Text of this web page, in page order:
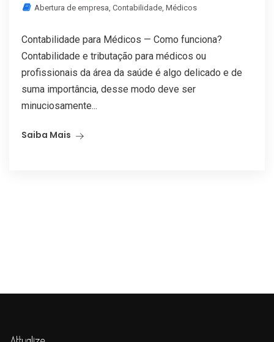
Abertura de empresa Contabilidade Médicos
Contabilidade para Médicos — Como funciona?
Contabilidade e tributação para médicos ou
profissionais da área da saúde é algo delicado e de
suma importância, desse modo deve ser
minuciosamente...
Saiba Mais